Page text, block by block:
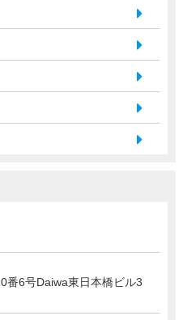
番6号Daiwa東日本橋ビル3